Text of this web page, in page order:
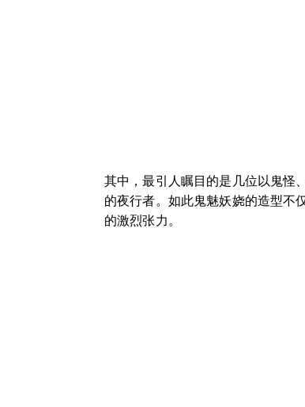
其中，最引人瞩目的是几位以鬼
的夜行者。如此鬼魅妖娆的造型不
的激烈张力。